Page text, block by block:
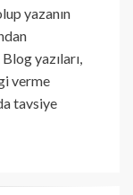
yazanın
yazıları,
verme
tavsiye